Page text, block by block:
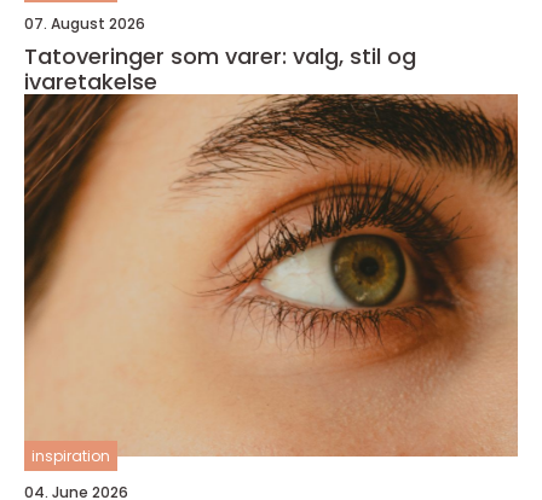
07. August 2026
Tatoveringer som varer: valg, stil og
ivaretakelse
inspiration
04. June 2026